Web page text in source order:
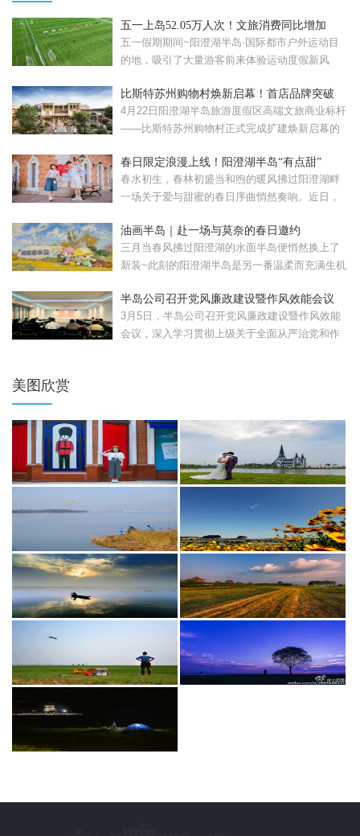
五一上岛52.05万人次！文旅消费同比增加
57.08%！
五一假期期间~阳澄湖半岛·国际都市户外运动目
的地，吸引了大量游客前来体验运动度假新风
比斯特苏州购物村焕新启幕！首店品牌突破
120家
4月22日阳澄湖半岛旅游度假区高端文旅商业标杆
——比斯特苏州购物村正式完成扩建焕新启幕的
春日限定浪漫上线！阳澄湖半岛“有点甜”
春水初生，春林初盛当和煦的暖风拂过阳澄湖畔
一场关于爱与甜蜜的春日序曲悄然奏响。近日，
油画半岛｜赴一场与莫奈的春日邀约
三月当春风拂过阳澄湖的水面半岛便悄然换上了
新装~此刻的阳澄湖半岛是另一番温柔而充满生机
半岛公司召开党风廉政建设暨作风效能会议
3月5日，半岛公司召开党风廉政建设暨作风效能
会议，深入学习贯彻上级关于全面从严治党和作
美图欣赏